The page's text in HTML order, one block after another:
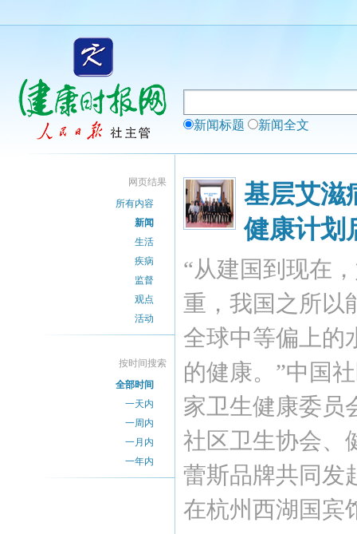
新闻标题 新闻全文
网页结果
所有内容
新闻
生活
疾病
监督
观点
活动
按时间搜索
全部时间
一天内
一周内
一月内
一年内
基层艾滋
健康计划
“从建国到现在
重，我国之所以
全球中等偏上的
的健康。”中国
家卫生健康委员
社区卫生协会、
蕾斯品牌共同发
在杭州西湖国宾